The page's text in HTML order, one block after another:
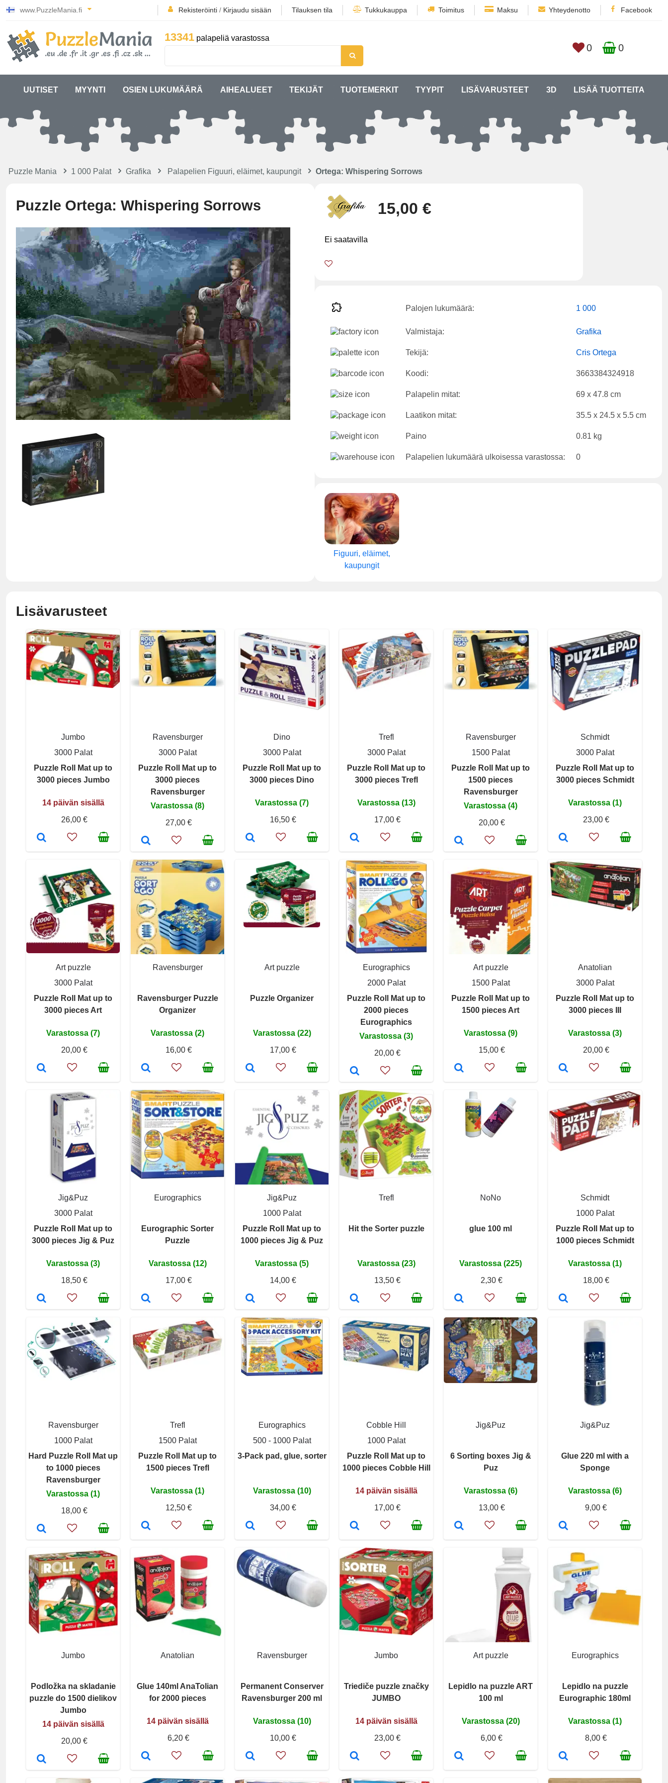
www.PuzzleMania.fi Rekisteröinti / Kirjaudu sisään Tilauksen tila Tukkukauppa Toimitus Maksu Yhteydenotto Facebook
13341 palapeliä varastossa
0 0
UUTISET MYYNTI OSIEN LUKUMÄÄRÄ AIHEALUEET TEKIJÄT TUOTEMERKIT TYYPIT LISÄVARUSTEET 3D LISÄÄ TUOTTEITA
Puzzle Mania 1 000 Palat Grafika Palapelien Figuuri, eläimet, kaupungit Ortega: Whispering Sorrows
Puzzle Ortega: Whispering Sorrows 15,00 €
Ei saatavilla
Palojen lukumäärä: 1 000
Valmistaja: Grafika
Tekijä: Cris Ortega
Koodi: 3663384324918
Palapelin mitat: 69 x 47.8 cm
Laatikon mitat: 35.5 x 24.5 x 5.5 cm
Paino 0.81 kg
Palapelien lukumäärä ulkoisessa varastossa: 0
Figuuri, eläimet,
kaupungit
Lisävarusteet
Jumbo
3000 Palat
Puzzle Roll Mat up to
3000 pieces Jumbo
14 päivän sisällä
26,00 €
Ravensburger
3000 Palat
Puzzle Roll Mat up to
3000 pieces
Ravensburger
Varastossa (8)
27,00 €
Dino
3000 Palat
Puzzle Roll Mat up to
3000 pieces Dino
Varastossa (7)
16,50 €
Trefl
3000 Palat
Puzzle Roll Mat up to
3000 pieces Trefl
Varastossa (13)
17,00 €
Ravensburger
1500 Palat
Puzzle Roll Mat up to
1500 pieces
Ravensburger
Varastossa (4)
20,00 €
Schmidt
3000 Palat
Puzzle Roll Mat up to
3000 pieces Schmidt
Varastossa (1)
23,00 €
Art puzzle
3000 Palat
Puzzle Roll Mat up to
3000 pieces Art
Varastossa (7)
20,00 €
Ravensburger
Ravensburger Puzzle
Organizer
Varastossa (2)
16,00 €
Art puzzle
Puzzle Organizer
Varastossa (22)
17,00 €
Eurographics
2000 Palat
Puzzle Roll Mat up to
2000 pieces
Eurographics
Varastossa (3)
20,00 €
Art puzzle
1500 Palat
Puzzle Roll Mat up to
1500 pieces Art
Varastossa (9)
15,00 €
Anatolian
3000 Palat
Puzzle Roll Mat up to
3000 pieces III
Varastossa (3)
20,00 €
Jig&Puz
3000 Palat
Puzzle Roll Mat up to
3000 pieces Jig & Puz
Varastossa (3)
18,50 €
Eurographics
Eurographic Sorter
Puzzle
Varastossa (12)
17,00 €
Jig&Puz
1000 Palat
Puzzle Roll Mat up to
1000 pieces Jig & Puz
Varastossa (5)
14,00 €
Trefl
Hit the Sorter puzzle
Varastossa (23)
13,50 €
NoNo
glue 100 ml
Varastossa (225)
2,30 €
Schmidt
1000 Palat
Puzzle Roll Mat up to
1000 pieces Schmidt
Varastossa (1)
18,00 €
Ravensburger
1000 Palat
Hard Puzzle Roll Mat up
to 1000 pieces
Ravensburger
Varastossa (1)
18,00 €
Trefl
1500 Palat
Puzzle Roll Mat up to
1500 pieces Trefl
Varastossa (1)
12,50 €
Eurographics
500 - 1000 Palat
3-Pack pad, glue, sorter
Varastossa (10)
34,00 €
Cobble Hill
1000 Palat
Puzzle Roll Mat up to
1000 pieces Cobble Hill
14 päivän sisällä
17,00 €
Jig&Puz
6 Sorting boxes Jig &
Puz
Varastossa (6)
13,00 €
Jig&Puz
Glue 220 ml with a
Sponge
Varastossa (6)
9,00 €
Jumbo
Podložka na skladanie
puzzle do 1500 dielikov
Jumbo
14 päivän sisällä
20,00 €
Anatolian
Glue 140ml AnaTolian
for 2000 pieces
14 päivän sisällä
6,20 €
Ravensburger
Permanent Conserver
Ravensburger 200 ml
Varastossa (10)
10,00 €
Jumbo
Triediče puzzle značky
JUMBO
14 päivän sisällä
23,00 €
Art puzzle
Lepidlo na puzzle ART
100 ml
Varastossa (20)
6,00 €
Eurographics
Lepidlo na puzzle
Eurographic 180ml
Varastossa (1)
8,00 €